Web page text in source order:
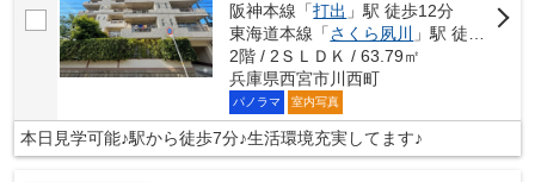
阪神本線「打出 」駅 徒歩12分
東海道本線「さくら夙川
」駅 徒歩16分
2階 / 2ＳＬＤＫ / 63.79㎡
兵庫県西宮市川西町
パノラマ 室内写真
本日見学可能♪駅から徒歩7分♪生活環境充実してます♪